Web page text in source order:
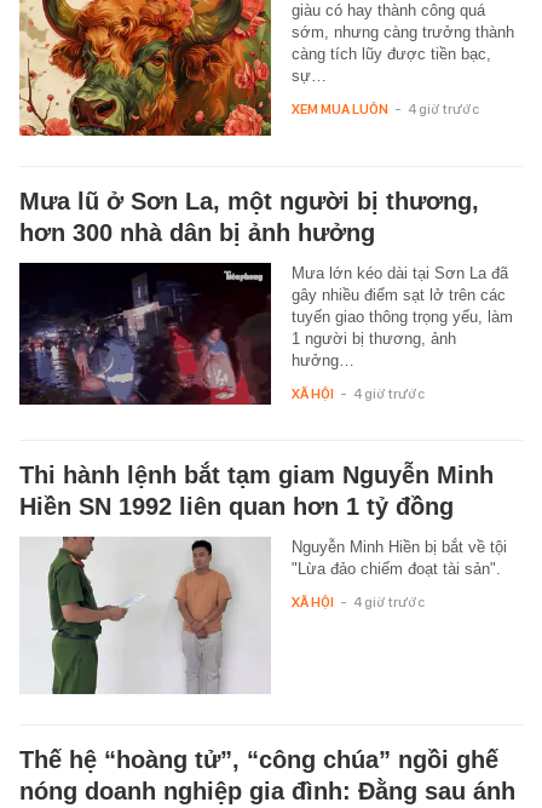
giàu có hay thành công quá
sớm, nhưng càng trưởng thành
càng tích lũy được tiền bạc,
sự…
XEM MUA LUÔN - 4 giờ trước
Mưa lũ ở Sơn La, một người bị thương,
hơn 300 nhà dân bị ảnh hưởng
Mưa lớn kéo dài tại Sơn La đã
gây nhiều điểm sạt lở trên các
tuyến giao thông trọng yếu, làm
1 người bị thương, ảnh
hưởng…
XÃ HỘI - 4 giờ trước
Thi hành lệnh bắt tạm giam Nguyễn Minh
Hiền SN 1992 liên quan hơn 1 tỷ đồng
Nguyễn Minh Hiền bị bắt về tội
"Lừa đảo chiếm đoạt tài sản".
XÃ HỘI - 4 giờ trước
Thế hệ “hoàng tử”, “công chúa” ngồi ghế
nóng doanh nghiệp gia đình: Đằng sau ánh